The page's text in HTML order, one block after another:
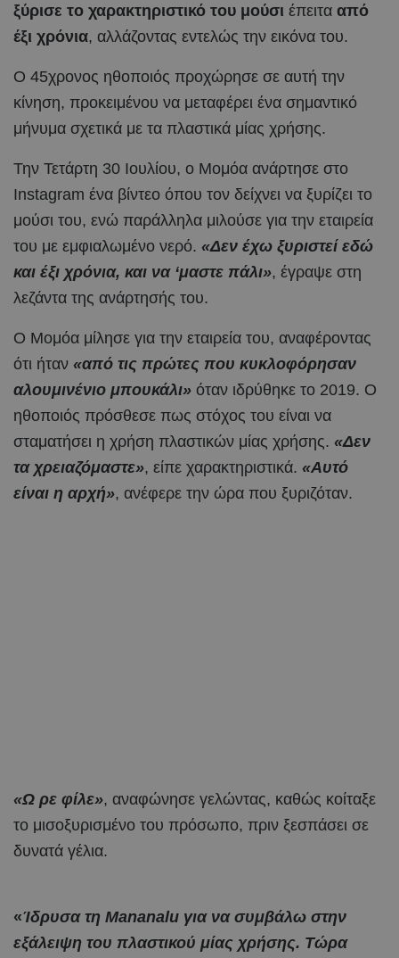
ξύρισε το χαρακτηριστικό του μούσι έπειτα από
έξι χρόνια, αλλάζοντας εντελώς την εικόνα του.
Ο 45χρονος ηθοποιός προχώρησε σε αυτή την
κίνηση, προκειμένου να μεταφέρει ένα σημαντικό
μήνυμα σχετικά με τα πλαστικά μίας χρήσης.
Την Τετάρτη 30 Ιουλίου, ο Μομόα ανάρτησε στο
Instagram ένα βίντεο όπου τον δείχνει να ξυρίζει το
μούσι του, ενώ παράλληλα μιλούσε για την εταιρεία
του με εμφιαλωμένο νερό. «Δεν έχω ξυριστεί εδώ
και έξι χρόνια, και να ‘μαστε πάλι», έγραψε στη
λεζάντα της ανάρτησής του.
Ο Μομόα μίλησε για την εταιρεία του, αναφέροντας
ότι ήταν «από τις πρώτες που κυκλοφόρησαν
αλουμινένιο μπουκάλι» όταν ιδρύθηκε το 2019. Ο
ηθοποιός πρόσθεσε πως στόχος του είναι να
σταματήσει η χρήση πλαστικών μίας χρήσης. «Δεν
τα χρειαζόμαστε», είπε χαρακτηριστικά. «Αυτό
είναι η αρχή», ανέφερε την ώρα που ξυριζόταν.
«Ω ρε φίλε», αναφώνησε γελώντας, καθώς κοίταξε
το μισοξυρισμένο του πρόσωπο, πριν ξεσπάσει σε
δυνατά γέλια.
«Ίδρυσα τη Mananalu για να συμβάλω στην
εξάλειψη του πλαστικού μίας χρήσης. Τώρα